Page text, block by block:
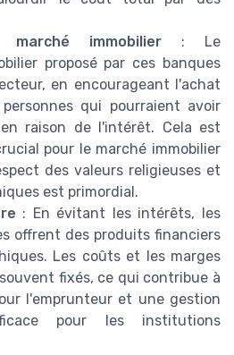
immobilier : Le
proposé par ces banques
en encourageant l'achat
qui pourraient avoir
raison de l'intérêt. Cela est
pour le marché immobilier
des valeurs religieuses et
est primordial.
: En évitant les intérêts, les
offrent des produits financiers
Les coûts et les marges
fixés, ce qui contribue à
l'emprunteur et une gestion
pour les institutions